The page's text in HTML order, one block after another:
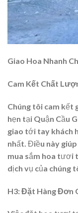
Giao Hoa Nhanh
Cam Kết Chất
Chúng tôi cam kết
hẹn tại Quận Cầu
giao tới tay khách
nhất. Điều này
mua sắm hoa
dịch vụ của chúng
H3: Đặt Hàng Đơn